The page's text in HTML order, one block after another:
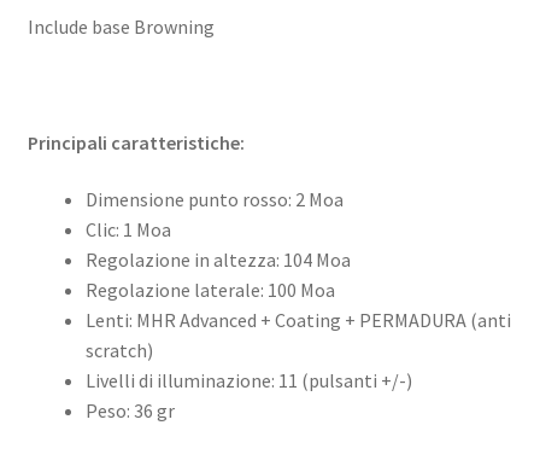
Include base Browning
Principali caratteristiche:
Dimensione punto rosso: 2 Moa
Clic: 1 Moa
Regolazione in altezza: 104 Moa
Regolazione laterale: 100 Moa
Lenti: MHR Advanced + Coating + PERMADURA (anti
scratch)
Livelli di illuminazione: 11 (pulsanti +/-)
Peso: 36 gr